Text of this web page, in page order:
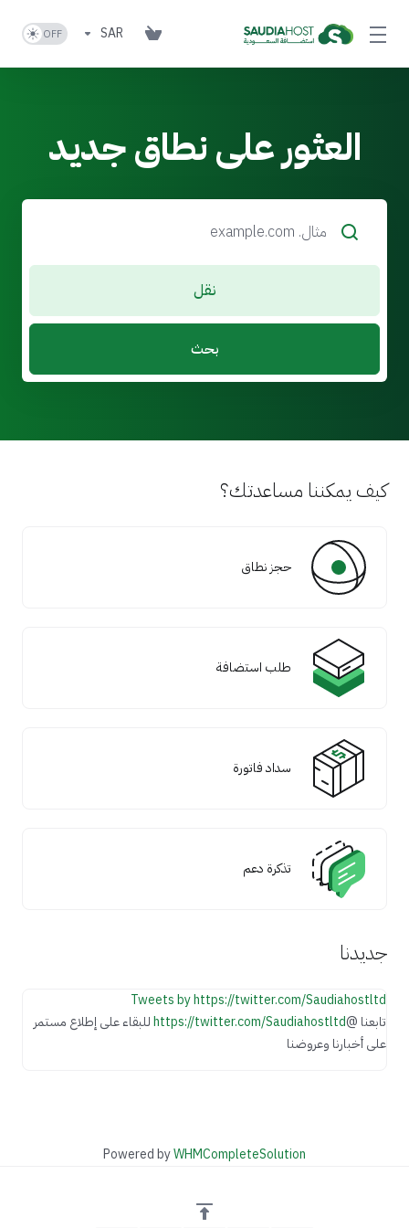
SAR
العثور على نطاق جديد
نقل
بحث
كيف يمكننا مساعدتك؟
حجز نطاق
طلب استضافة
سداد فاتورة
تذكرة دعم
جديدنا
Tweets by https://twitter.com/Saudiahostltd
تابعنا @https://twitter.com/Saudiahostltdللبقاء على إطلاع مستمر
على أخبارنا وعروضنا
Powered byWHMCompleteSolution